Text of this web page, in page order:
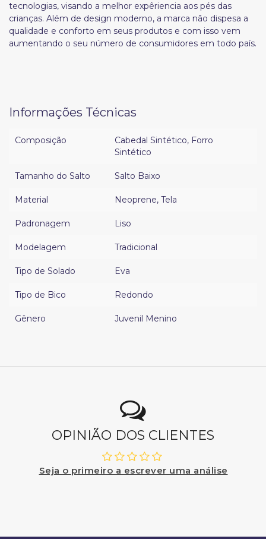
tecnologias, visando a melhor expêriencia aos pés das
crianças. Além de design moderno, a marca não dispesa a
qualidade e conforto em seus produtos e com isso vem
aumentando o seu número de consumidores em todo país.
Informações Técnicas
Composição Cabedal Sintético, Forro
Sintético
Tamanho do Salto Salto Baixo
Material Neoprene, Tela
Padronagem Liso
Modelagem Tradicional
Tipo de Solado Eva
Tipo de Bico Redondo
Gênero Juvenil Menino
OPINIÃO DOS CLIENTES
Seja o primeiro a escrever uma análise